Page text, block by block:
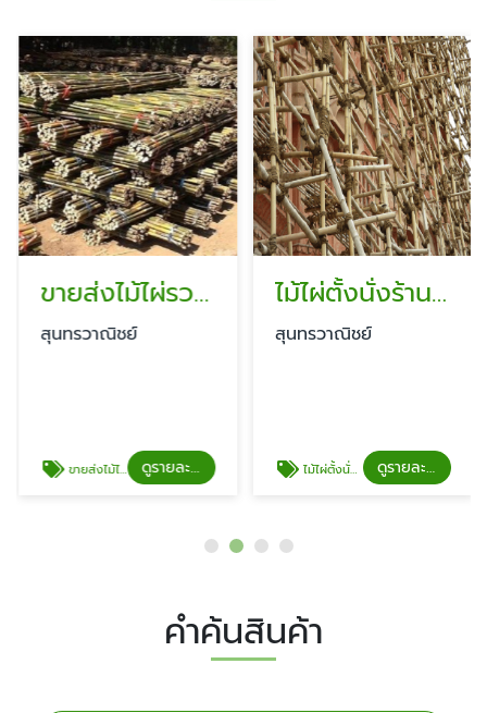
ขายส่งไม้ไผ่รวก รามอินทรา
สุนทรวาณิชย์
ขายส่งไม้ไผ่รวก รามอินทรา ดูรายละเอียด
ไม้ไผ่ตั้งนั่งร้าน รามอินทรา
สุนทรวาณิชย์
ไม้ไผ่ตั้งนั่งร้าน รามอินทรา ดูรายละเอียด
คำค้นสินค้า